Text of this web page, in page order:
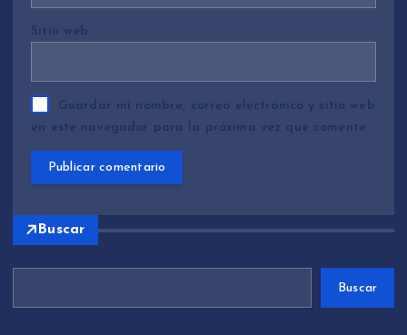
Sitio web
Guardar mi nombre, correo electrónico y sitio web
en este navegador para la próxima vez que comente.
Buscar
Buscar